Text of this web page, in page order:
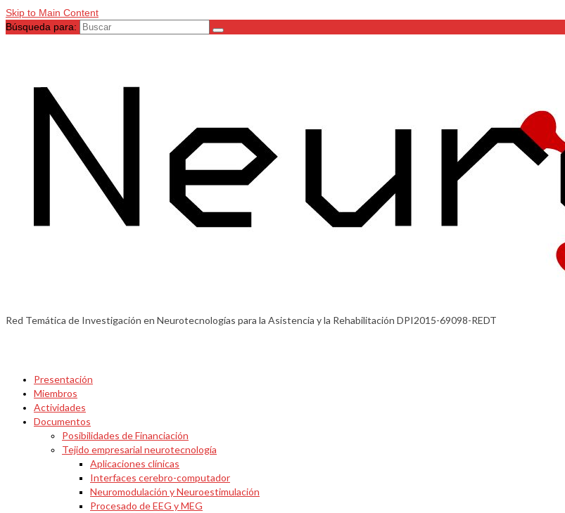
Skip to Main Content
Búsqueda para:
Red Temática de Investigación en Neurotecnologías para la Asistencia y la Rehabilitación DPI2015-69098-REDT
Presentación
Miembros
Actividades
Documentos
Posibilidades de Financiación
Tejido empresarial neurotecnología
Aplicaciones clínicas
Interfaces cerebro-computador
Neuromodulación y Neuroestimulación
Procesado de EEG y MEG